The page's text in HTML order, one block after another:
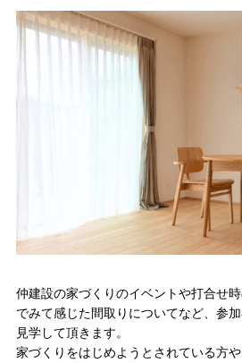
求人情報
お電話でのお問い合わせ
052-911-9345
[受付時間] 9:00～18:00
モデルハウス見学予約
お問い合わせ・カタログ請
家づくり無料相談会
仲建設の家づくりのイベントや打合せ
でみて感じた間取りについてなど、参
見学して頂きます。
家づくりをはじめようとされている方